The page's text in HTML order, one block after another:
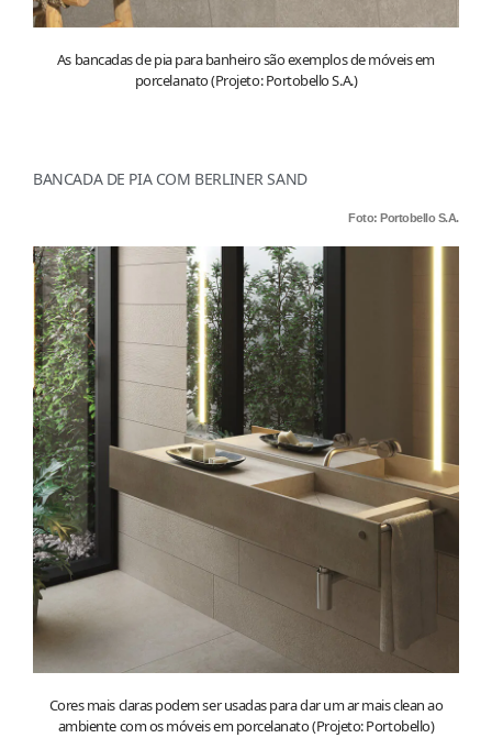
As bancadas de pia para banheiro são exemplos de móveis em
porcelanato (Projeto: Portobello S.A.)
BANCADA DE PIA COM BERLINER SAND
Foto: Portobello S.A.
Cores mais claras podem ser usadas para dar um ar mais clean ao
ambiente com os móveis em porcelanato (Projeto: Portobello)